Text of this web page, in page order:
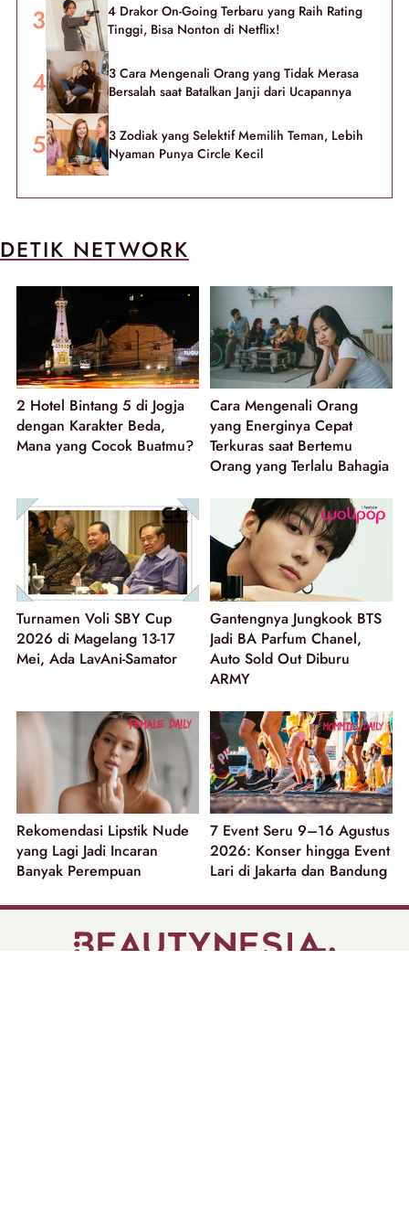
4 Drakor On-Going Terbaru yang Raih Rating
Tinggi, Bisa Nonton di Netflix!
3 Cara Mengenali Orang yang Tidak Merasa
Bersalah saat Batalkan Janji dari Ucapannya
3 Zodiak yang Selektif Memilih Teman, Lebih
Nyaman Punya Circle Kecil
DETIK NETWORK
2 Hotel Bintang 5 di Jogja
dengan Karakter Beda,
Mana yang Cocok Buatmu?
Cara Mengenali Orang
yang Energinya Cepat
Terkuras saat Bertemu
Orang yang Terlalu Bahagia
Turnamen Voli SBY Cup
2026 di Magelang 13-17
Mei, Ada LavAni-Samator
Gantengnya Jungkook BTS
Jadi BA Parfum Chanel,
Auto Sold Out Diburu
ARMY
Rekomendasi Lipstik Nude
yang Lagi Jadi Incaran
Banyak Perempuan
7 Event Seru 9–16 Agustus
2026: Konser hingga Event
Lari di Jakarta dan Bandung